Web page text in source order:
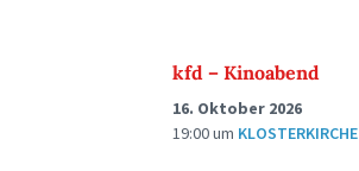
kfd – Kinoabend
16. Oktober 2026
19:00um KLOSTERKIRCHE